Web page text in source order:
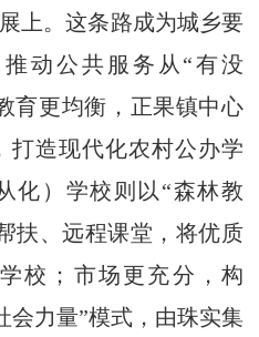
上。这条路成为城乡要
动公共服务从“有没
育更均衡，正果镇中心
打造现代化农村公办学
化）学校则以“森林教
扶、远程课堂，将优质
校；市场更充分，构
会力量”模式，由珠实集